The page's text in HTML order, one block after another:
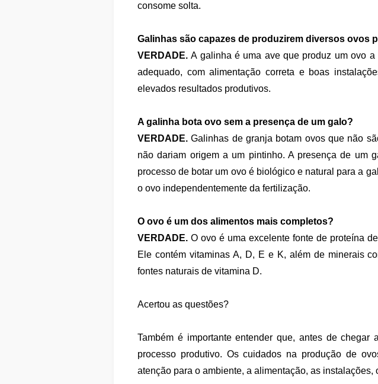
consome solta.
Galinhas são capazes de produzirem diversos ovos
VERDADE. A galinha é uma ave que produz um ovo
adequado, com alimentação correta e boas
elevados resultados produtivos.
A galinha bota ovo sem a presença de um galo?
VERDADE. Galinhas de granja botam ovos que não
não dariam origem a um pintinho. A presença de um
processo de botar um ovo é biológico e natural para a
o ovo independentemente da fertilização.
O ovo é um dos alimentos mais completos?
VERDADE. O ovo é uma excelente fonte de proteína
Ele contém vitaminas A, D, E e K, além de minerais
fontes naturais de vitamina D.
Acertou as questões?
Também é importante entender que, antes de
processo produtivo. Os cuidados na produção de
atenção para o ambiente, a alimentação, as